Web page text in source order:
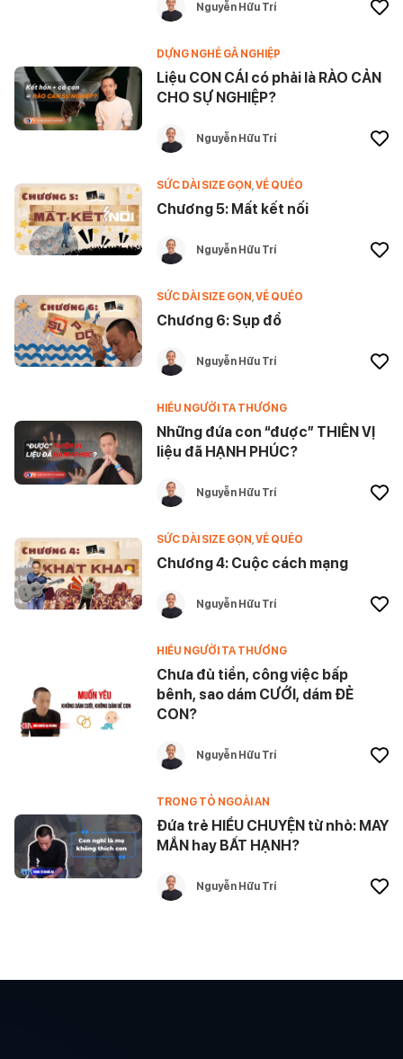
Nguyễn Hữu Trí
DỰNG NGHỀ GẢ NGHIỆP
Liệu CON CÁI có phải là RÀO CẢN
CHO SỰ NGHIỆP?
Nguyễn Hữu Trí
SỨC DÀI SIZE GỌN,VỀ QUÉO
Chương 5: Mất kết nối
Nguyễn Hữu Trí
SỨC DÀI SIZE GỌN,VỀ QUÉO
Chương 6: Sụp đổ
Nguyễn Hữu Trí
HIỂU NGƯỜI TA THƯƠNG
Những đứa con “được” THIÊN VỊ
liệu đã HẠNH PHÚC?
Nguyễn Hữu Trí
SỨC DÀI SIZE GỌN,VỀ QUÉO
Chương 4: Cuộc cách mạng
Nguyễn Hữu Trí
HIỂU NGƯỜI TA THƯƠNG
Chưa đủ tiền, công việc bấp
bênh, sao dám CƯỚI, dám ĐẺ
CON?
Nguyễn Hữu Trí
TRONG TỎ NGOÀI AN
Đứa trẻ HIỂU CHUYỆN từ nhỏ: MAY
MẮN hay BẤT HẠNH?
Nguyễn Hữu Trí